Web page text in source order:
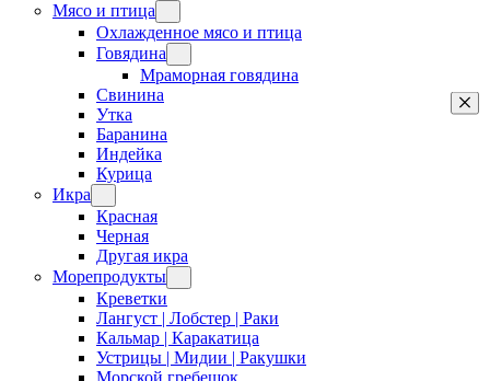
Мясо и птица
Охлажденное мясо и птица
Говядина
Мраморная говядина
Свинина
Утка
Баранина
Индейка
Курица
Икра
Красная
Черная
Другая икра
Морепродукты
Креветки
Лангуст | Лобстер | Раки
Кальмар | Каракатица
Устрицы | Мидии | Ракушки
Морской гребешок